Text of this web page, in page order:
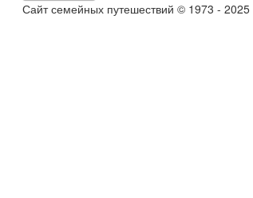
Сайт семейных путешествий © 1973 - 2025